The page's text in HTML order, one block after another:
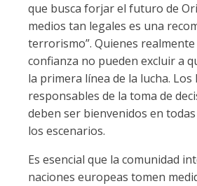
que busca forjar el futuro de
medios tan legales es una
terrorismo”. Quienes
confianza no pueden excluir a
la primera línea de la lucha. Los
responsables de la toma de
deben ser bienvenidos en
los escenarios.
Es esencial que la comunidad
naciones europeas tomen